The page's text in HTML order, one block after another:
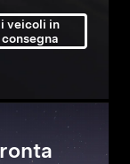
veicoli in